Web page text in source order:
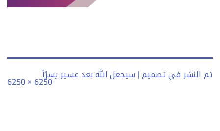
تم النشر فيتصميم | سيجعل الله بعد عسير يسرًأ
الحجم
الكامل
6250 × 6250